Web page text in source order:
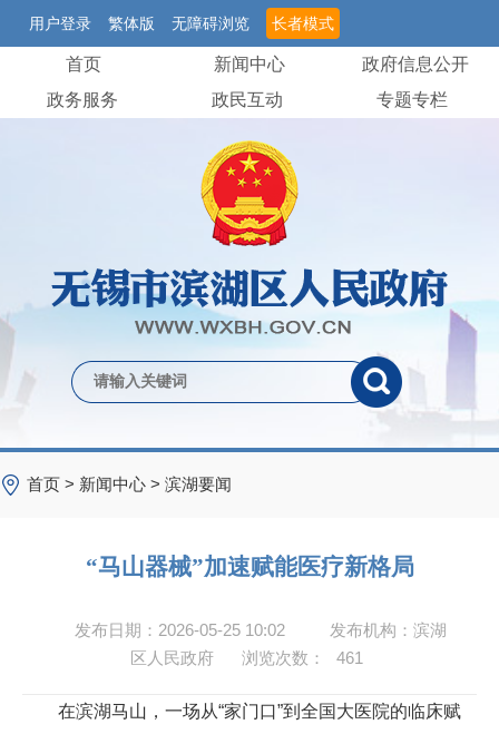
用户登录 繁体版 无障碍浏览 长者模式
首页 新闻中心
政府信息公开
政务服务
政民互动 专题专栏
首页 > 新闻中心 > 滨湖要闻
“马山器械”加速赋能医疗新格局
发布日期：2026-05-25 10:02
发布机构：滨湖
区人民政府
浏览次数： 461
在滨湖马山，一场从“家门口”到全国大医院的临床赋